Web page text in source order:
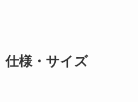
仕様・サイズ